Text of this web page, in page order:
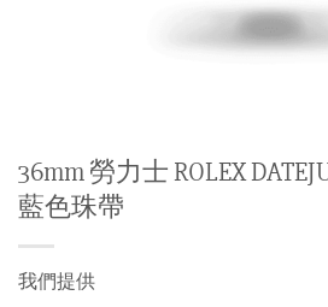
36mm 勞力士 ROLEX
藍色珠帶
我們提供